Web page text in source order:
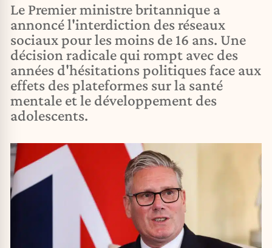
Le Premier ministre britannique a
annoncé l'interdiction des réseaux
sociaux pour les moins de 16 ans. Une
décision radicale qui rompt avec des
années d'hésitations politiques face aux
effets des plateformes sur la santé
mentale et le développement des
adolescents.